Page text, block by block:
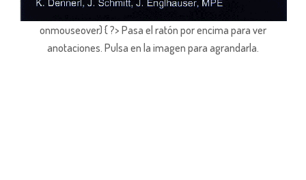
onmouseover) { ?> Pasa el ratón por encima para ver
anotaciones. Pulsa en la imagen para agrandarla.